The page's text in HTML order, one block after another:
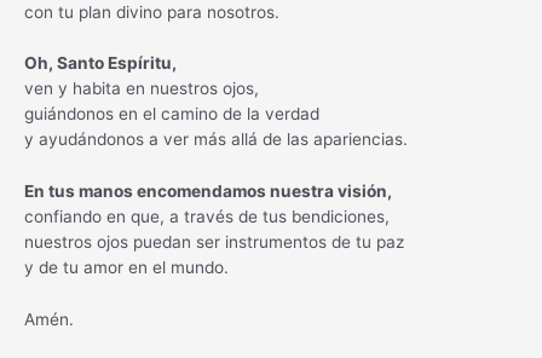
con tu plan divino para nosotros.
Oh, Santo Espíritu,
ven y habita en nuestros ojos,
guiándonos en el camino de la verdad
y ayudándonos a ver más allá de las apariencias.
En tus manos encomendamos nuestra visión,
confiando en que, a través de tus bendiciones,
nuestros ojos puedan ser instrumentos de tu paz
y de tu amor en el mundo.
Amén.